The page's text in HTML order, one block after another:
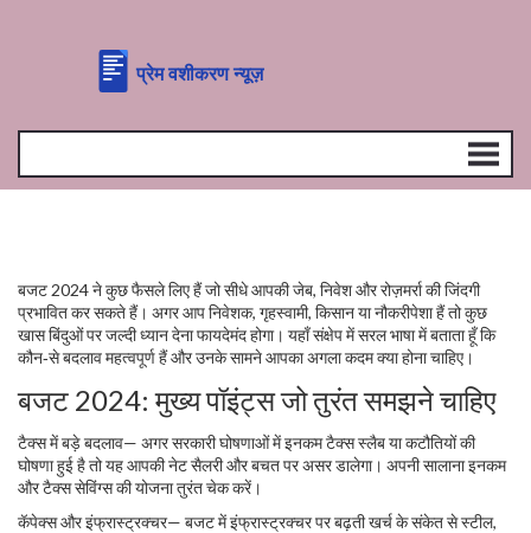
बजट 2024 ने कुछ फैसले लिए हैं जो सीधे आपकी जेब, निवेश और रोज़मर्रा की जिंदगी
प्रभावित कर सकते हैं। अगर आप निवेशक, गृहस्वामी, किसान या नौकरीपेशा हैं तो कुछ
खास बिंदुओं पर जल्दी ध्यान देना फायदेमंद होगा। यहाँ संक्षेप में सरल भाषा में बताता हूँ कि
कौन‑से बदलाव महत्वपूर्ण हैं और उनके सामने आपका अगला कदम क्या होना चाहिए।
बजट 2024: मुख्य पॉइंट्स जो तुरंत समझने चाहिए
टैक्स में बड़े बदलाव— अगर सरकारी घोषणाओं में इनकम टैक्स स्लैब या कटौतियों की
घोषणा हुई है तो यह आपकी नेट सैलरी और बचत पर असर डालेगा। अपनी सालाना इनकम
और टैक्स सेविंग्स की योजना तुरंत चेक करें।
कॅपेक्स और इंफ्रास्ट्रक्चर— बजट में इंफ्रास्ट्रक्चर पर बढ़ती खर्च के संकेत से स्टील,